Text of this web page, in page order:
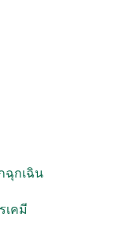
ฉุกเฉิน
เคมี